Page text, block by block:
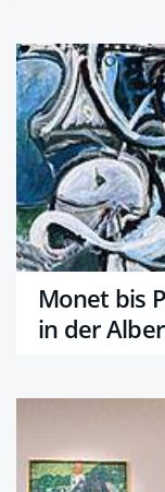
Monet bis
in der